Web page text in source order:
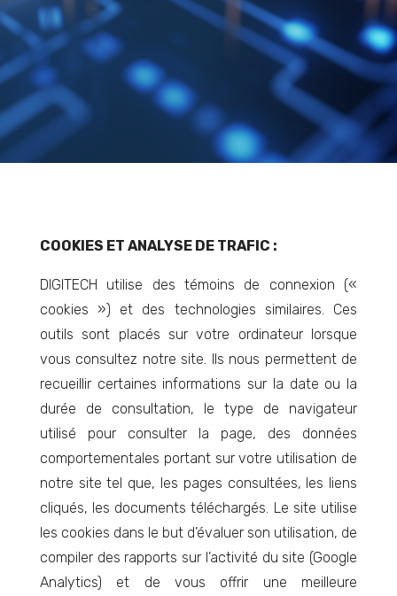
COOKIES ET ANALYSE DE TRAFIC :
DIGITECH utilise des témoins de connexion («
cookies ») et des technologies similaires. Ces
outils sont placés sur votre ordinateur lorsque
vous consultez notre site. Ils nous permettent de
recueillir certaines informations sur la date ou la
durée de consultation, le type de navigateur
utilisé pour consulter la page, des données
comportementales portant sur votre utilisation de
notre site tel que, les pages consultées, les liens
cliqués, les documents téléchargés. Le site utilise
les cookies dans le but d’évaluer son utilisation, de
compiler des rapports sur l’activité du site (Google
Analytics) et de vous offrir une meilleure